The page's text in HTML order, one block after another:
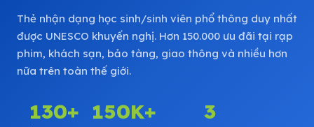
Thẻ nhận dạng học sinh/sinh viên phổ thông duy nhất
được UNESCO khuyến nghị. Hơn 150.000 ưu đãi tại rạp
phim, khách sạn, bảo tàng, giao thông và nhiều hơn
nữa trên toàn thế giới.
130+ 150K+ 3